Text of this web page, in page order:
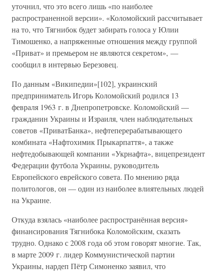
уточнил, что это всего лишь «по наиболее
распространенной версии». «Коломойский рассчитывает
на то, что Тягнибок будет забирать голоса у Юлии
Тимошенко, а напряженные отношения между группой
«Приват» и премьером не являются секретом», —
сообщил в интервью Березовец.
По данным «Википедии»[102], украинский
предприниматель Игорь Коломойский родился 13
февраля 1963 г. в Днепропетровске. Коломойский —
гражданин Украины и Израиля, член наблюдательных
советов «ПриватБанка», нефтеперерабатывающего
комбината «Нафтохимик Прыкарпаття», а также
нефтедобывающей компании «Укрнафта», вицепрезидент
Федерации футбола Украины, руководитель
Европейского еврейского совета. По мнению ряда
политологов, он — один из наиболее влиятельных людей
на Украине.
Откуда взялась «наиболее распространённая версия»
финансирования Тягнибока Коломойским, сказать
трудно. Однако с 2008 года об этом говорят многие. Так,
в марте 2009 г. лидер Коммунистической партии
Украины, нардеп Пётр Симоненко заявил, что